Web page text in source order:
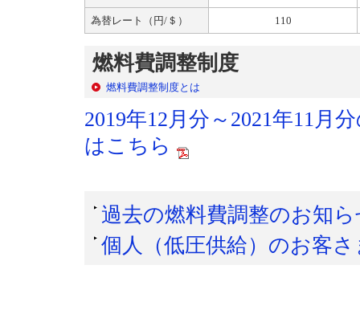
為替レート（円/＄） 110
燃料費調整制度
燃料費調整制度とは
2019年12月分～2021年11月
はこちら
過去の燃料費調整のお知
個人（低圧供給）のお客